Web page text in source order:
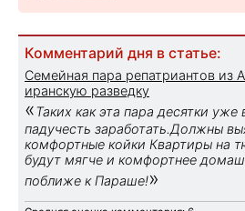
Комментарий дня в статье:
Семейная пара репатриантов из
иранскую разведку
«Таких как эта пара десятки
падучесть заработать.Должны
комфортные койки Квартиры на
будут мягче и комфортнее
поближе к Параше!»